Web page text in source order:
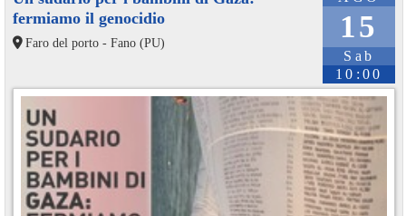
15
Sab
10:00
fermiamo il genocidio
Faro del porto - Fano (PU)